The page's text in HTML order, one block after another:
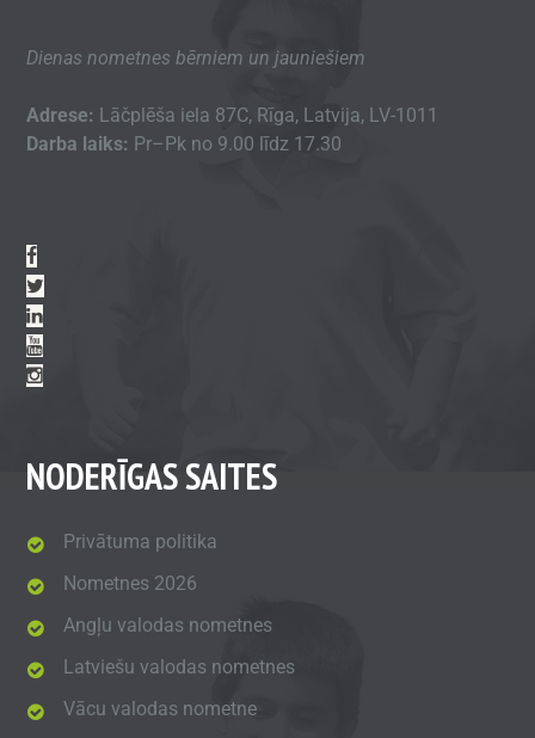
Dienas nometnes bērniem un jauniešiem
Adrese: Lāčplēša iela 87C, Rīga, Latvija, LV-1011
Darba laiks: Pr–Pk no 9.00 līdz 17.30
NODERĪGAS SAITES
Privātuma politika
Nometnes 2026
Angļu valodas nometnes
Latviešu valodas nometnes
Vācu valodas nometne